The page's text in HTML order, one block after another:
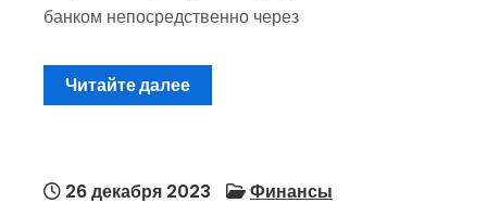
банком непосредственно через
Читайте далее
26 декабря 2023 Финансы